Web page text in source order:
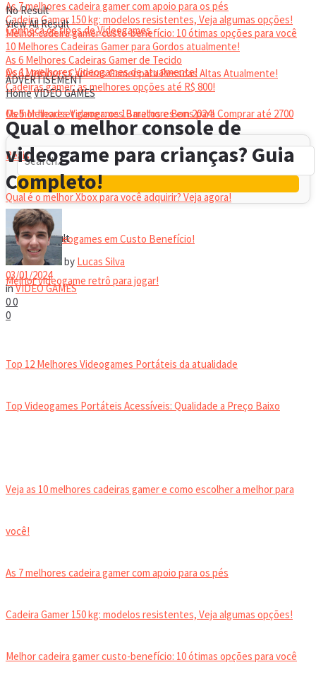
As 7 melhores cadeira gamer com apoio para os pés
Cadeira Gamer 150 kg: modelos resistentes, Veja algumas opções!
Melhor cadeira gamer custo-benefício: 10 ótimas opções para você
10 Melhores Cadeiras Gamer para Gordos atualmente!
As 6 Melhores Cadeiras Gamer de Tecido
As 6 Melhores Cadeiras Gamer para Pessoas Altas Atualmente!
Cadeiras gamer: as melhores opções até R$ 800!
HEADSET
Melhor headset gamer: os 10 melhores em 2024!
No Result
View All Result
Conheça os tipos de Videogames
Os 11 melhores Videogames de atualmente!
Os 5 Melhores Videogames Baratos e Bons para Comprar até 2700
Reais
Qual é o melhor Xbox para você adquirir? Veja agora!
Melhores Videogames em Custo Benefício!
Melhor videogame retrô para jogar!
VIDEOGAMES PORTÁTEIS
Top 12 Melhores Videogames Portáteis da atualidade
Top Videogames Portáteis Acessíveis: Qualidade a Preço Baixo
Veja as 10 melhores cadeiras gamer e como escolher a melhor para
você!
As 7 melhores cadeira gamer com apoio para os pés
Cadeira Gamer 150 kg: modelos resistentes, Veja algumas opções!
Melhor cadeira gamer custo-benefício: 10 ótimas opções para você
No Result
View All Result
ADVERTISEMENT
HomeVIDEO GAMES
Qual o melhor console de
videogame para crianças? Guia
Completo!
by Lucas Silva
03/01/2024
inVIDEO GAMES
00
0